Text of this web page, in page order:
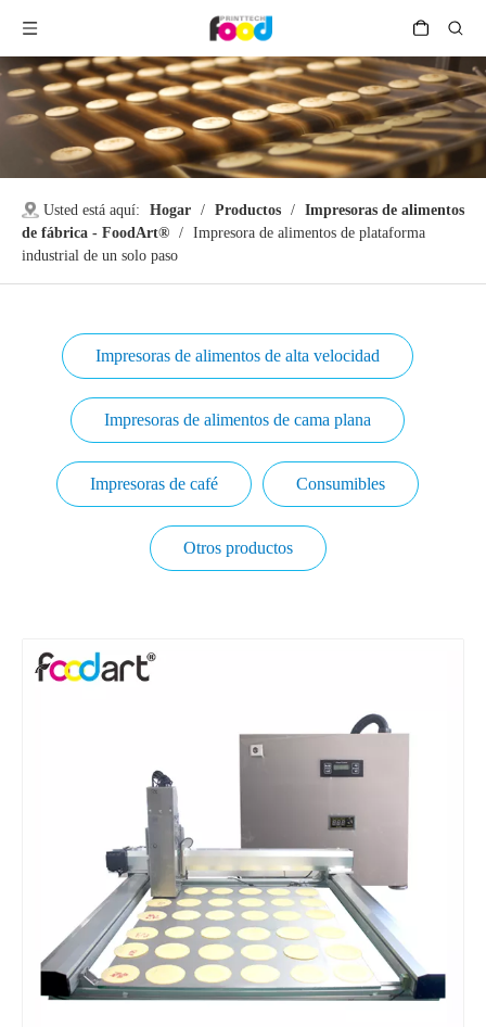
Usted está aquí: Hogar / Productos / Impresoras de alimentos
de fábrica - FoodArt® / Impresora de alimentos de plataforma
industrial de un solo paso
Impresoras de alimentos de alta velocidad
Impresoras de alimentos de cama plana
Impresoras de café Consumibles
Otros productos